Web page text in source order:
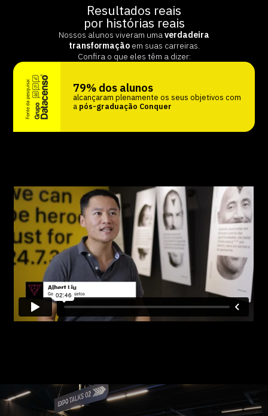
Resultados reais
por histórias reais
Nossos alunos viveram uma verdadeira
transformação em suas carreiras.
Confira o que eles têm a dizer:
79% dos alunos
alcançaram plenamente os seus objetivos com
a pós-graduação Conquer